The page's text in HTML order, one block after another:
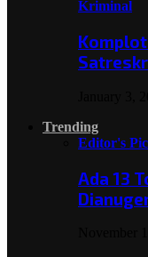
Kriminal
Trending
Editor's
Ada 13